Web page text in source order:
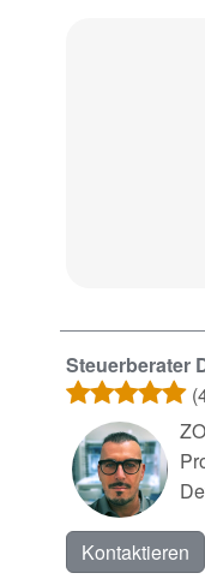
Steuerberater
Kontaktieren